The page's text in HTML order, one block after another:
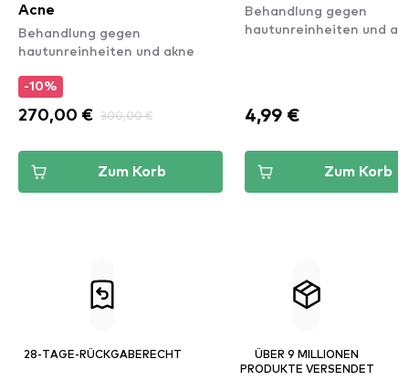
Acne
Behandlung gegen
hautunreinheiten und akne
-10%
270,00 € 300,00 €
Zum Korb
Behandlung gegen
hautunreinheiten und
4,99 €
Zum Korb
28-TAGE-RÜCKGABERECHT
ÜBER 9 MILLIONEN
PRODUKTE VERSENDET